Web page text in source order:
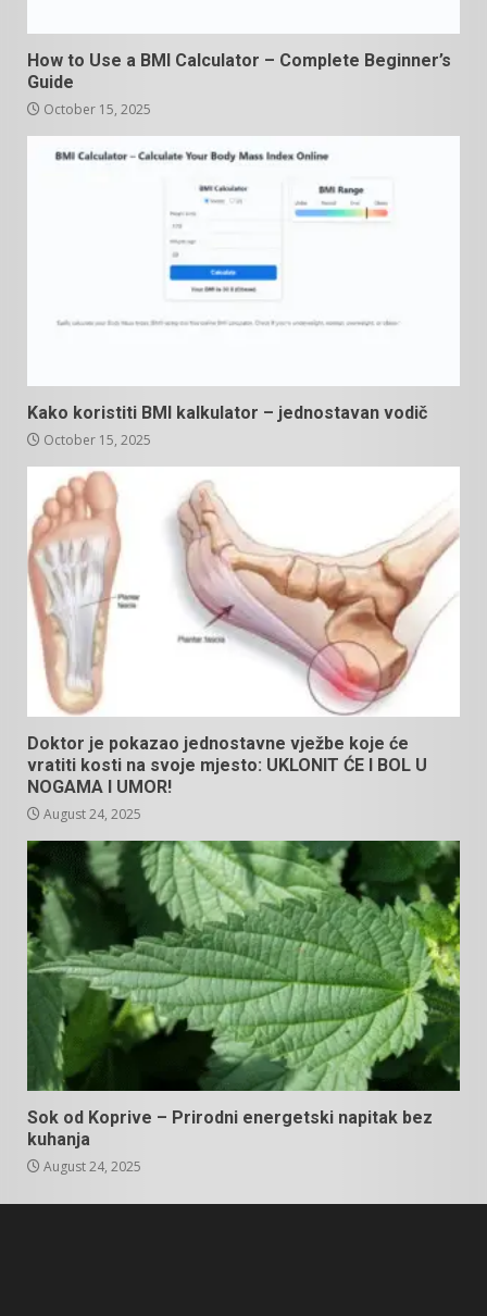
How to Use a BMI Calculator – Complete Beginner’s
Guide
October 15, 2025
Kako koristiti BMI kalkulator – jednostavan vodič
October 15, 2025
Doktor je pokazao jednostavne vježbe koje će
vratiti kosti na svoje mjesto: UKLONIT ĆE I BOL U
NOGAMA I UMOR!
August 24, 2025
Sok od Koprive – Prirodni energetski napitak bez
kuhanja
August 24, 2025